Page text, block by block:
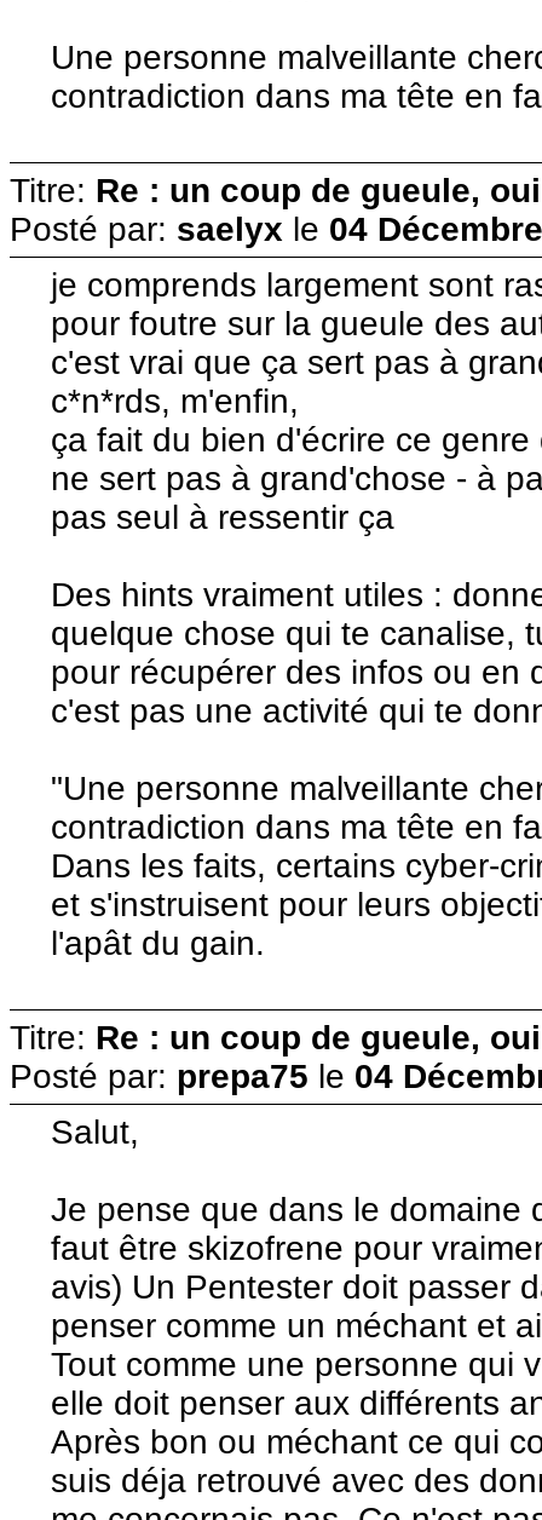
Une personne malveillante
contradiction dans ma tête en
Titre: Re : un coup de gueule, oui
Posté par: saelyx le 04
je comprends largement sont
pour foutre sur la gueule des
c'est vrai que ça sert pas à
c*n*rds, m'enfin,
ça fait du bien d'écrire ce
ne sert pas à grand'chose - à
pas seul à ressentir ça
Des hints vraiment utiles :
quelque chose qui te canalise,
pour récupérer des infos ou en
c'est pas une activité qui te
"Une personne malveillante
contradiction dans ma tête en
Dans les faits, certains cyber-
et s'instruisent pour leurs
l'apât du gain.
Titre: Re : un coup de gueule, oui
Posté par: prepa75 le 04
Salut,
Je pense que dans le domaine
faut être skizofrene pour
avis) Un Pentester doit passer
penser comme un méchant et
Tout comme une personne qui
elle doit penser aux différents
Après bon ou méchant ce qui
suis déja retrouvé avec des